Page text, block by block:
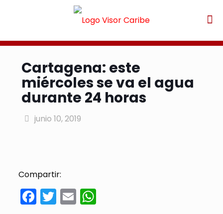
Cartagena: este
miércoles se va el agua
durante 24 horas
junio 10, 2019
Compartir:
Facebook
Twitter
EmailWhatsApp